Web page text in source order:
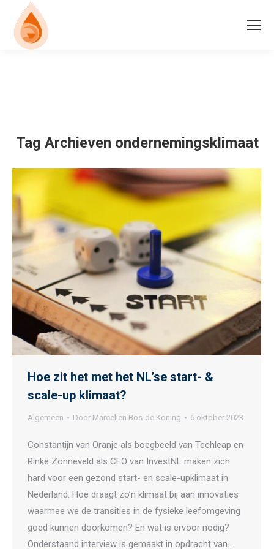
Tag Archieven ondernemingsklimaat
Hoe zit het met het NL’se start- &
scale-up klimaat?
Algemeen Door Marcelien Bos-de Koning 6 oktober 2023
Constantijn van Oranje als boegbeeld van Techleap en
Rinke Zonneveld als CEO van InvestNL maken zich
hard voor een gezond start- en scale-upklimaat in
Nederland. Hoe draagt zo’n klimaat bij aan innovaties
waarmee we de transities in de fysieke leefomgeving
goed kunnen doorkomen? En wat is ervoor nodig?
Onderstaand interview is gemaakt in opdracht van…